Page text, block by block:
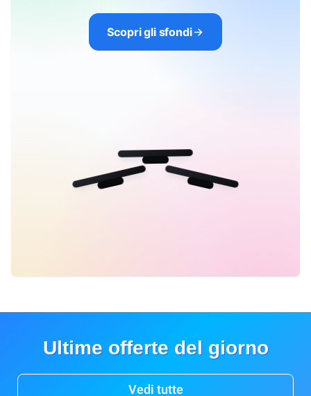
Scopri gli sfondi
Ultime offerte del giorno
Vedi tutte